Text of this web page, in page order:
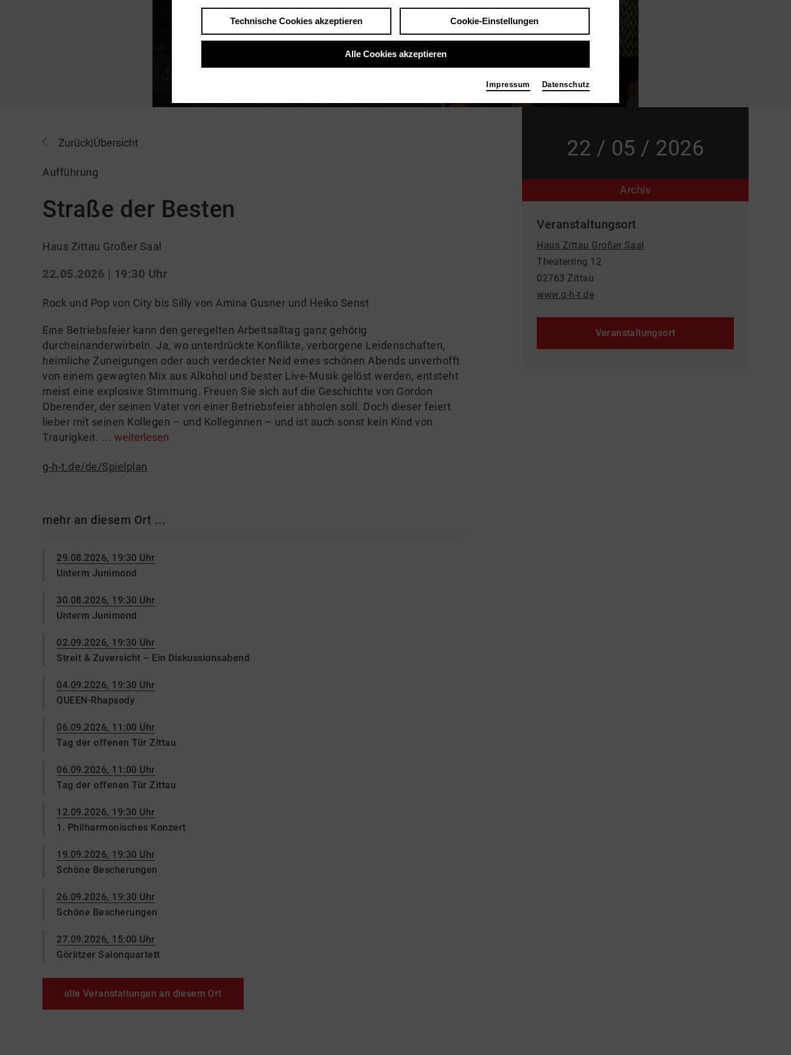
Zurück|Übersicht
Aufführung
Straße der Besten
Haus Zittau Großer Saal
22.05.2026 | 19:30 Uhr
Rock und Pop von City bis Silly von Amina Gusner und Heiko Senst
Eine Betriebsfeier kann den geregelten Arbeitsalltag ganz gehörig
durcheinanderwirbeln. Ja, wo unterdrückte Konflikte, verborgene Leidenschaften,
heimliche Zuneigungen oder auch verdeckter Neid eines schönen Abends unverhofft
von einem gewagten Mix aus Alkohol und bester Live-Musik gelöst werden, entsteht
meist eine explosive Stimmung. Freuen Sie sich auf die Geschichte von Gordon
Oberender, der seinen Vater von einer Betriebsfeier abholen soll. Doch dieser feiert
lieber mit seinen Kollegen – und Kolleginnen – und ist auch sonst kein Kind von
Traurigkeit. ... weiterlesen
g-h-t.de/de/Spielplan
mehr an diesem Ort ...
29.08.2026, 19:30 Uhr
Unterm Junimond
30.08.2026, 19:30 Uhr
Unterm Junimond
02.09.2026, 19:30 Uhr
Streit & Zuversicht – Ein Diskussionsabend
04.09.2026, 19:30 Uhr
QUEEN-Rhapsody
06.09.2026, 11:00 Uhr
Tag der offenen Tür Zittau
06.09.2026, 11:00 Uhr
Tag der offenen Tür Zittau
12.09.2026, 19:30 Uhr
1. Philharmonisches Konzert
19.09.2026, 19:30 Uhr
Schöne Bescherungen
26.09.2026, 19:30 Uhr
Schöne Bescherungen
27.09.2026, 15:00 Uhr
Görlitzer Salonquartett
alle Veranstaltungen an diesem Ort
22 / 05 / 2026
Archiv
Veranstaltungsort
Haus Zittau Großer Saal
Theaterring 12
02763 Zittau
www.g-h-t.de
Veranstaltungsort
Technische Cookies akzeptieren Cookie-Einstellungen
Alle Cookies akzeptieren
Impressum Datenschutz